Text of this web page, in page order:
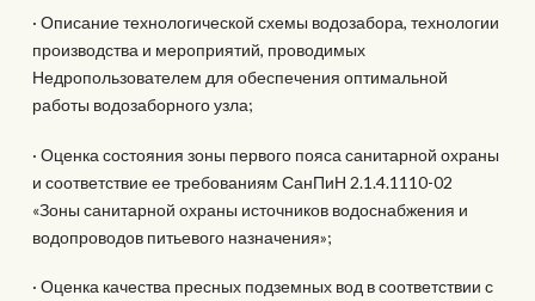
· Описание технологической схемы водозабора, технологии
производства и мероприятий, проводимых
Недропользователем для обеспечения оптимальной
работы водозаборного узла;
· Оценка состояния зоны первого пояса санитарной охраны
и соответствие ее требованиям СанПиН 2.1.4.1110-02
«Зоны санитарной охраны источников водоснабжения и
водопроводов питьевого назначения»;
· Оценка качества пресных подземных вод в соответствии с